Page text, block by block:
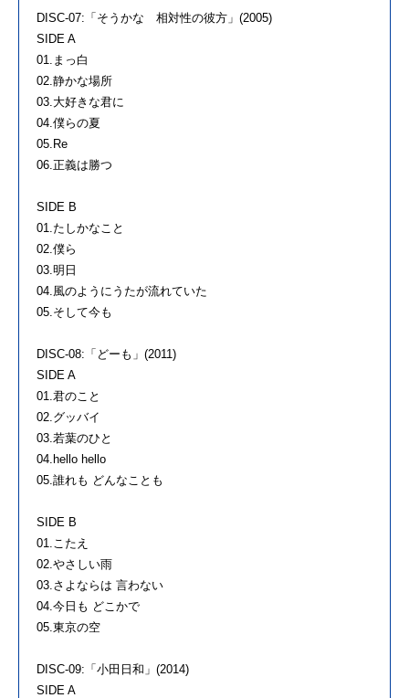
DISC-07:「そうかな 相対性の彼方」(2005)
SIDE A
01.まっ白
02.静かな場所
03.大好きな君に
04.僕らの夏
05.Re
06.正義は勝つ
SIDE B
01.たしかなこと
02.僕ら
03.明日
04.風のようにうたが流れていた
05.そして今も
DISC-08:「どーも」(2011)
SIDE A
01.君のこと
02.グッバイ
03.若葉のひと
04.hello hello
05.誰れも どんなことも
SIDE B
01.こたえ
02.やさしい雨
03.さよならは 言わない
04.今日も どこかで
05.東京の空
DISC-09:「小田日和」(2014)
SIDE A